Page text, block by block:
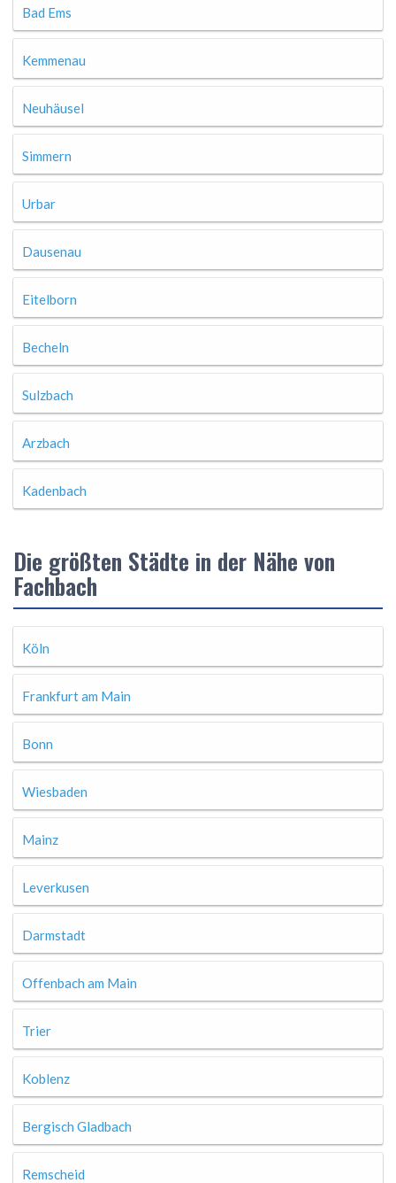
Bad Ems
Kemmenau
Neuhäusel
Simmern
Urbar
Dausenau
Eitelborn
Becheln
Sulzbach
Arzbach
Kadenbach
Die größten Städte in der Nähe von
Fachbach
Köln
Frankfurt am Main
Bonn
Wiesbaden
Mainz
Leverkusen
Darmstadt
Offenbach am Main
Trier
Koblenz
Bergisch Gladbach
Remscheid